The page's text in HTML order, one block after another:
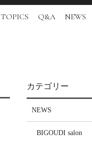
TOPICS Q&A NEWS
カテゴリー
NEWS
BIGOUDI salon